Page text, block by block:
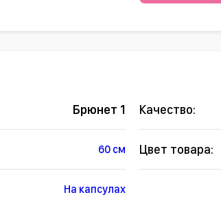
Брюнет 1 Качество:
60 см Цвет товара:
На капсулах